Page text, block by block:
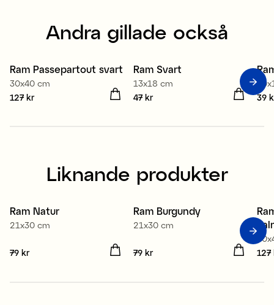
Andra gillade också
Ram Passepartout svart
30x40 cm
Pris :127 kr
127 kr
Ram Svart
13x18 cm
Pris:
47 kr Pris
39
Liknande produkter
Ram Natur
21x30 cm
Pris:
79 kr
Ram Burgundy
21x30 cm
Pris:
79 kr Pris
127